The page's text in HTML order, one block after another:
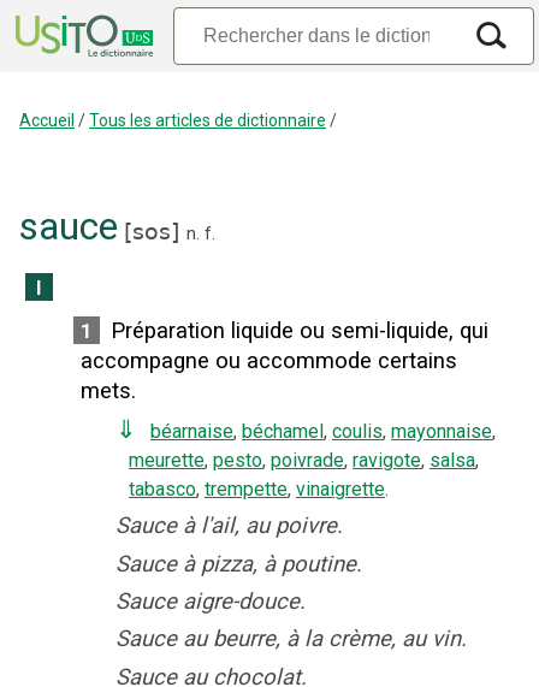
Accueil /Tous les articles de dictionnaire /
sauce [sos] n. f.
I
1
Préparation liquide ou semi-liquide, qui
accompagne ou accommode certains
mets.
⇓ béarnaise, béchamel, coulis, mayonnaise,
meurette, pesto, poivrade, ravigote, salsa,
tabasco, trempette, vinaigrette.
Sauce à l'ail, au poivre.
Sauce à pizza, à poutine.
Sauce aigre-douce.
Sauce au beurre, à la crème, au vin.
Sauce au chocolat.